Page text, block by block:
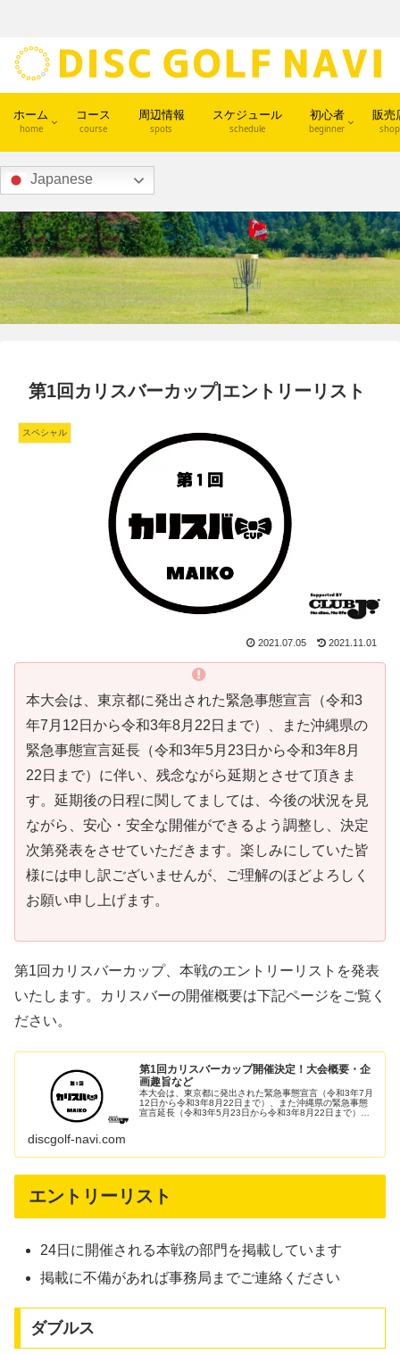
ホーム
home
コース
course
周辺情報
spots
スケジュール
schedule
初心者
beginner
販売
shop
Japanese
第1回カリスバーカップ|エントリーリスト
スペシャル
2021.07.05 2021.11.01
本大会は、東京都に発出された緊急事態宣言（令和3
年7月12日から令和3年8月22日まで）、また沖縄県の
緊急事態宣言延長（令和3年5月23日から令和3年8月
22日まで）に伴い、残念ながら延期とさせて頂きま
す。延期後の日程に関してましては、今後の状況を見
ながら、安心・安全な開催ができるよう調整し、決定
次第発表をさせていただきます。楽しみにしていた皆
様には申し訳ございませんが、ご理解のほどよろしく
お願い申し上げます。
第1回カリスバーカップ、本戦のエントリーリストを発表
いたします。カリスバーの開催概要は下記ページをご覧く
ださい。
第1回カリスバーカップ開催決定！大会概要・企
画趣旨など
本大会は、東京都に発出された緊急事態宣言（令和3年7月
12日から令和3年8月22日まで）、また沖縄県の緊急事態
宣言延長（令和3年5月23日から令和3年8月22日まで）に
discgolf-navi.com
エントリーリスト
24日に開催される本戦の部門を掲載しています
掲載に不備があれば事務局までご連絡ください
ダブルス